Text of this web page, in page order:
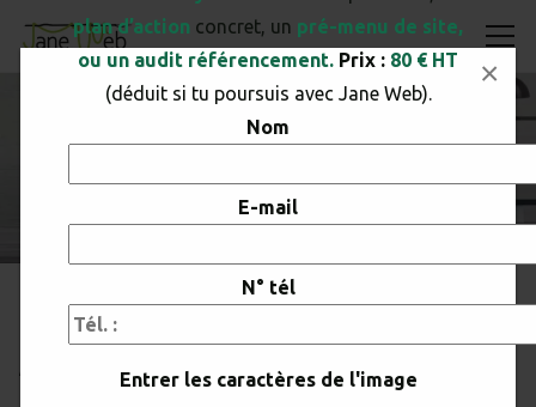
plan d’action concret, un pré-menu de site,
ou un audit référencement. Prix : 80 € HT
(déduit si tu poursuis avec Jane Web).
Nom
E-mail
N° tél
Entrer les caractères de l'image
×
Actualités
habitAplus
8 avril 2025 165Vues Aucun commentaire